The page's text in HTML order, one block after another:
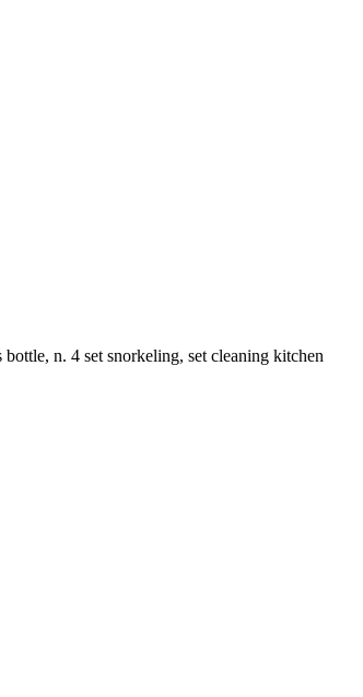
n. 4 set snorkeling, set cleaning kitchen